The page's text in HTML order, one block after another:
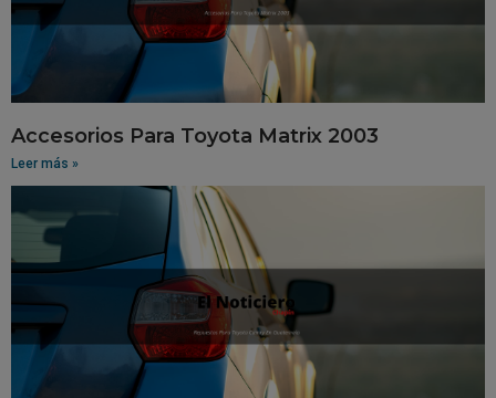
Accesorios Para Toyota Matrix 2003
Leer más »